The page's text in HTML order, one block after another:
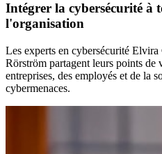
Intégrer la cybersécurité à
l'organisation
Les experts en cybersécurité
Rörström partagent leurs points de
entreprises, des employés et de la
cybermenaces.